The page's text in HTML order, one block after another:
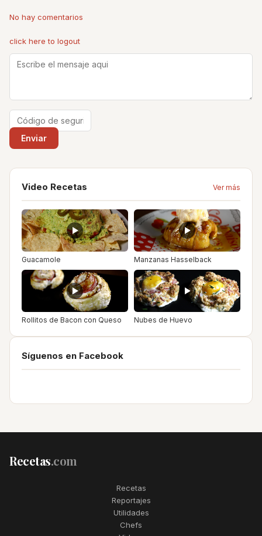
No hay comentarios
click here to logout
Video Recetas Ver más
Guacamole Manzanas Hasselback
Rollitos de Bacon con Queso Nubes de Huevo
Síguenos en Facebook
Recetas.com
Recetas
Reportajes
Utilidades
Chefs